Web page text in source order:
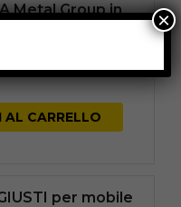
Metal Group in
AL CARRELLO
per mobile
×